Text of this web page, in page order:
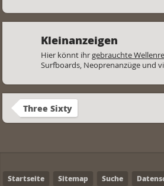
Kleinanzeigen
Hier könnt ihrgebrauchte
Surfboards, Neoprenanzüge und
Three Sixty
Startseite Sitemap Suche